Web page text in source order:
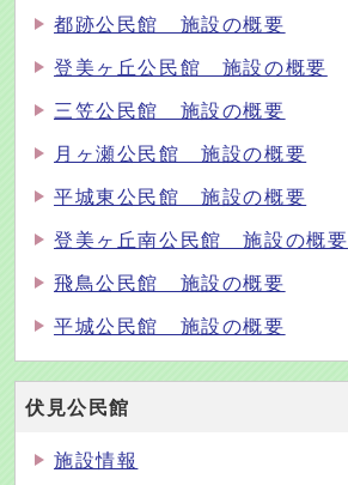
都跡公民館 施設の概要
登美ヶ丘公民館 施設の概要
三笠公民館 施設の概要
月ヶ瀬公民館 施設の概要
平城東公民館 施設の概要
登美ヶ丘南公民館 施設の概要
飛鳥公民館 施設の概要
平城公民館 施設の概要
伏見公民館
施設情報